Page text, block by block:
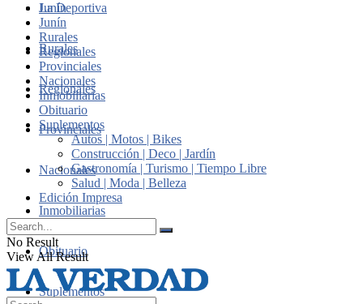
Junín
Rurales
Regionales
Provinciales
Nacionales
Inmobiliarias
Obituario
Suplementos
La Deportiva
Junín
Rurales
Regionales
Provinciales
Nacionales
Inmobiliarias
Obituario
Suplementos
Autos | Motos | Bikes
Construcción | Deco | Jardín
Gastronomía | Turismo | Tiempo Libre
Salud | Moda | Belleza
Edición Impresa
No Result
View All Result